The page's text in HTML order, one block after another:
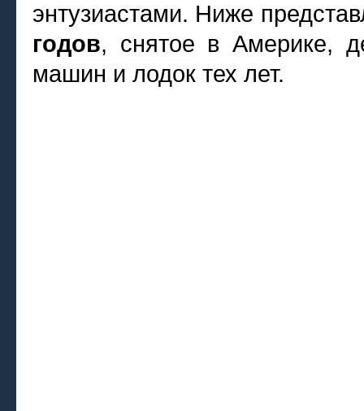
энтузиастами. Ниже
годов, снятое в Америке,
машин и лодок тех лет.